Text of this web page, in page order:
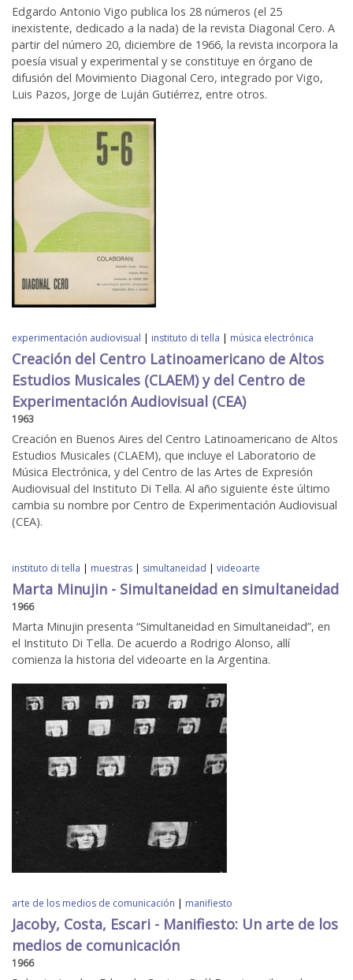
Edgardo Antonio Vigo publica los 28 números (el 25
inexistente, dedicado a la nada) de la revista Diagonal Cero. A
partir del número 20, diciembre de 1966, la revista incorpora la
poesía visual y experimental y se constituye en órgano de
difusión del Movimiento Diagonal Cero, integrado por Vigo,
Luis Pazos, Jorge de Luján Gutiérrez, entre otros.
experimentación audiovisual | instituto di tella | música electrónica
Creación del Centro Latinoamericano de Altos
Estudios Musicales (CLAEM) y del Centro de
Experimentación Audiovisual (CEA)
1963
Creación en Buenos Aires del Centro Latinoamericano de Altos
Estudios Musicales (CLAEM), que incluye el Laboratorio de
Música Electrónica, y del Centro de las Artes de Expresión
Audiovisual del Instituto Di Tella. Al año siguiente éste último
cambia su nombre por Centro de Experimentación Audiovisual
(CEA).
instituto di tella | muestras | simultaneidad | videoarte
Marta Minujin - Simultaneidad en simultaneidad
1966
Marta Minujin presenta “Simultaneidad en Simultaneidad”, en
el Instituto Di Tella. De acuerdo a Rodrigo Alonso, allí
comienza la historia del videoarte en la Argentina.
arte de los medios de comunicación | manifiesto
Jacoby, Costa, Escari - Manifiesto: Un arte de los
medios de comunicación
1966